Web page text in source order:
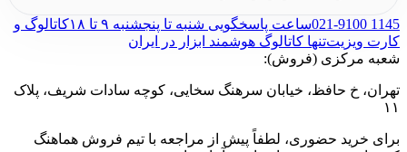
021-9100 1145ساعت پاسخگویی شنبه تا پنجشنبه ۹ تا ۱۸
کاتالوگ و
کارت ویزیتتنها کاتالوگ هوشمند ابزار در ایران
شعبه مرکزی (فروش):
تهران، خ حافظ، خیابان سرهنگ سخایی، کوچه سادات شریف، پلاک
۱۱
برای خرید حضوری، لطفاً پیش از مراجعه با تیم فروش هماهنگ